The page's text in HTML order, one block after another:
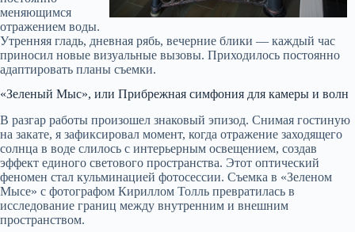
меняющимся
отражением воды.
Утренняя гладь, дневная рябь, вечерние блики — каждый час
приносил новые визуальные вызовы. Приходилось постоянно
адаптировать планы съемки.
«Зеленый Мыс», или Прибрежная симфония для камеры и волн
В разгар работы произошел знаковый эпизод. Снимая гостиную
на закате, я зафиксировал момент, когда отражение заходящего
солнца в воде слилось с интерьерным освещением, создав
эффект единого светового пространства. Этот оптический
феномен стал кульминацией фотосессии. Съемка в «Зеленом
Мысе» с фотографом Кириллом Толль превратилась в
исследование границ между внутренним и внешним
пространством.